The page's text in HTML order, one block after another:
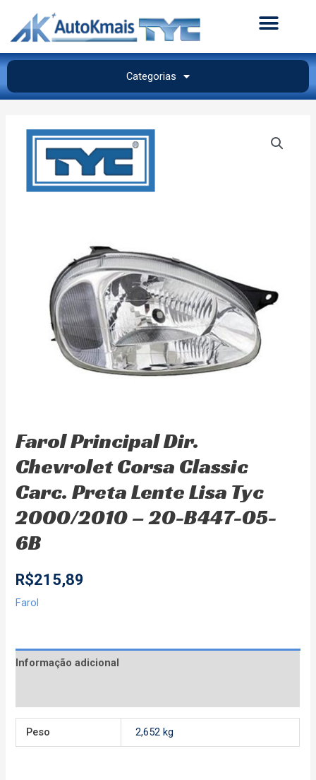
Categorias
Farol Principal Dir.
Chevrolet Corsa Classic
Carc. Preta Lente Lisa Tyc
2000/2010 – 20-B447-05-
6B
R$215,89
Farol
Informação adicional
Peso 2,652 kg